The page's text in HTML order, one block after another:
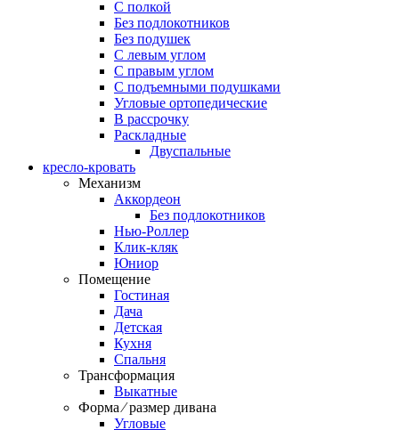
С полкой
Без подлокотников
Без подушек
C левым углом
C правым углом
С подъемными подушками
Угловые ортопедические
В рассрочку
Раскладные
Двуспальные
кресло-кровать
Механизм
Аккордеон
Без подлокотников
Нью-Роллер
Клик-кляк
Юниор
Помещение
Гостиная
Дача
Детская
Кухня
Спальня
Трансформация
Выкатные
Форма ⁄ размер дивана
Угловые